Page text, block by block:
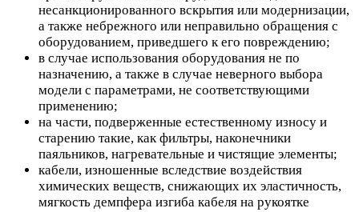
несанкционированного вскрытия или модернизации,
а также небрежного или неправильно обращения с
оборудованием, приведшего к его повреждению;
в случае использования оборудования не по
назначению, а также в случае неверного выбора
модели с параметрами, не соответствующими
применению;
на части, подверженные естественному износу и
старению такие, как фильтры, наконечники
паяльников, нагревательные и чистящие элементы;
кабели, изношенные вследствие воздействия
химических веществ, снижающих их эластичность,
мягкость демпфера изгиба кабеля на рукоятке